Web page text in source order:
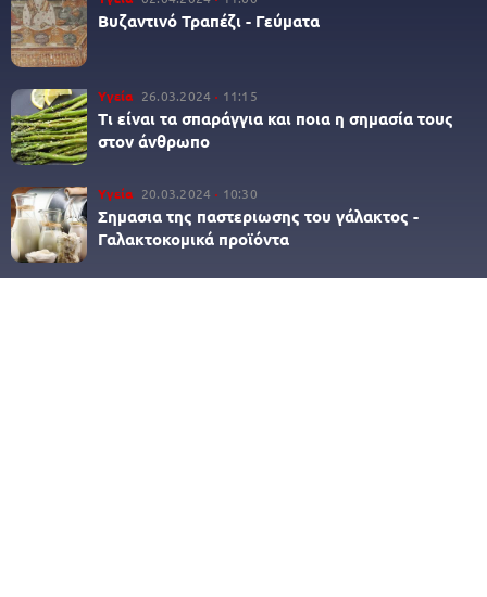
Βυζαντινό Τραπέζι - Γεύματα
Υγεία 26.03.2024 11:15
Τι είναι τα σπαράγγια και ποια η σημασία τους
στον άνθρωπο
Υγεία 20.03.2024 10:30
Σημασια της παστεριωσης του γάλακτος -
Γαλακτοκομικά προϊόντα